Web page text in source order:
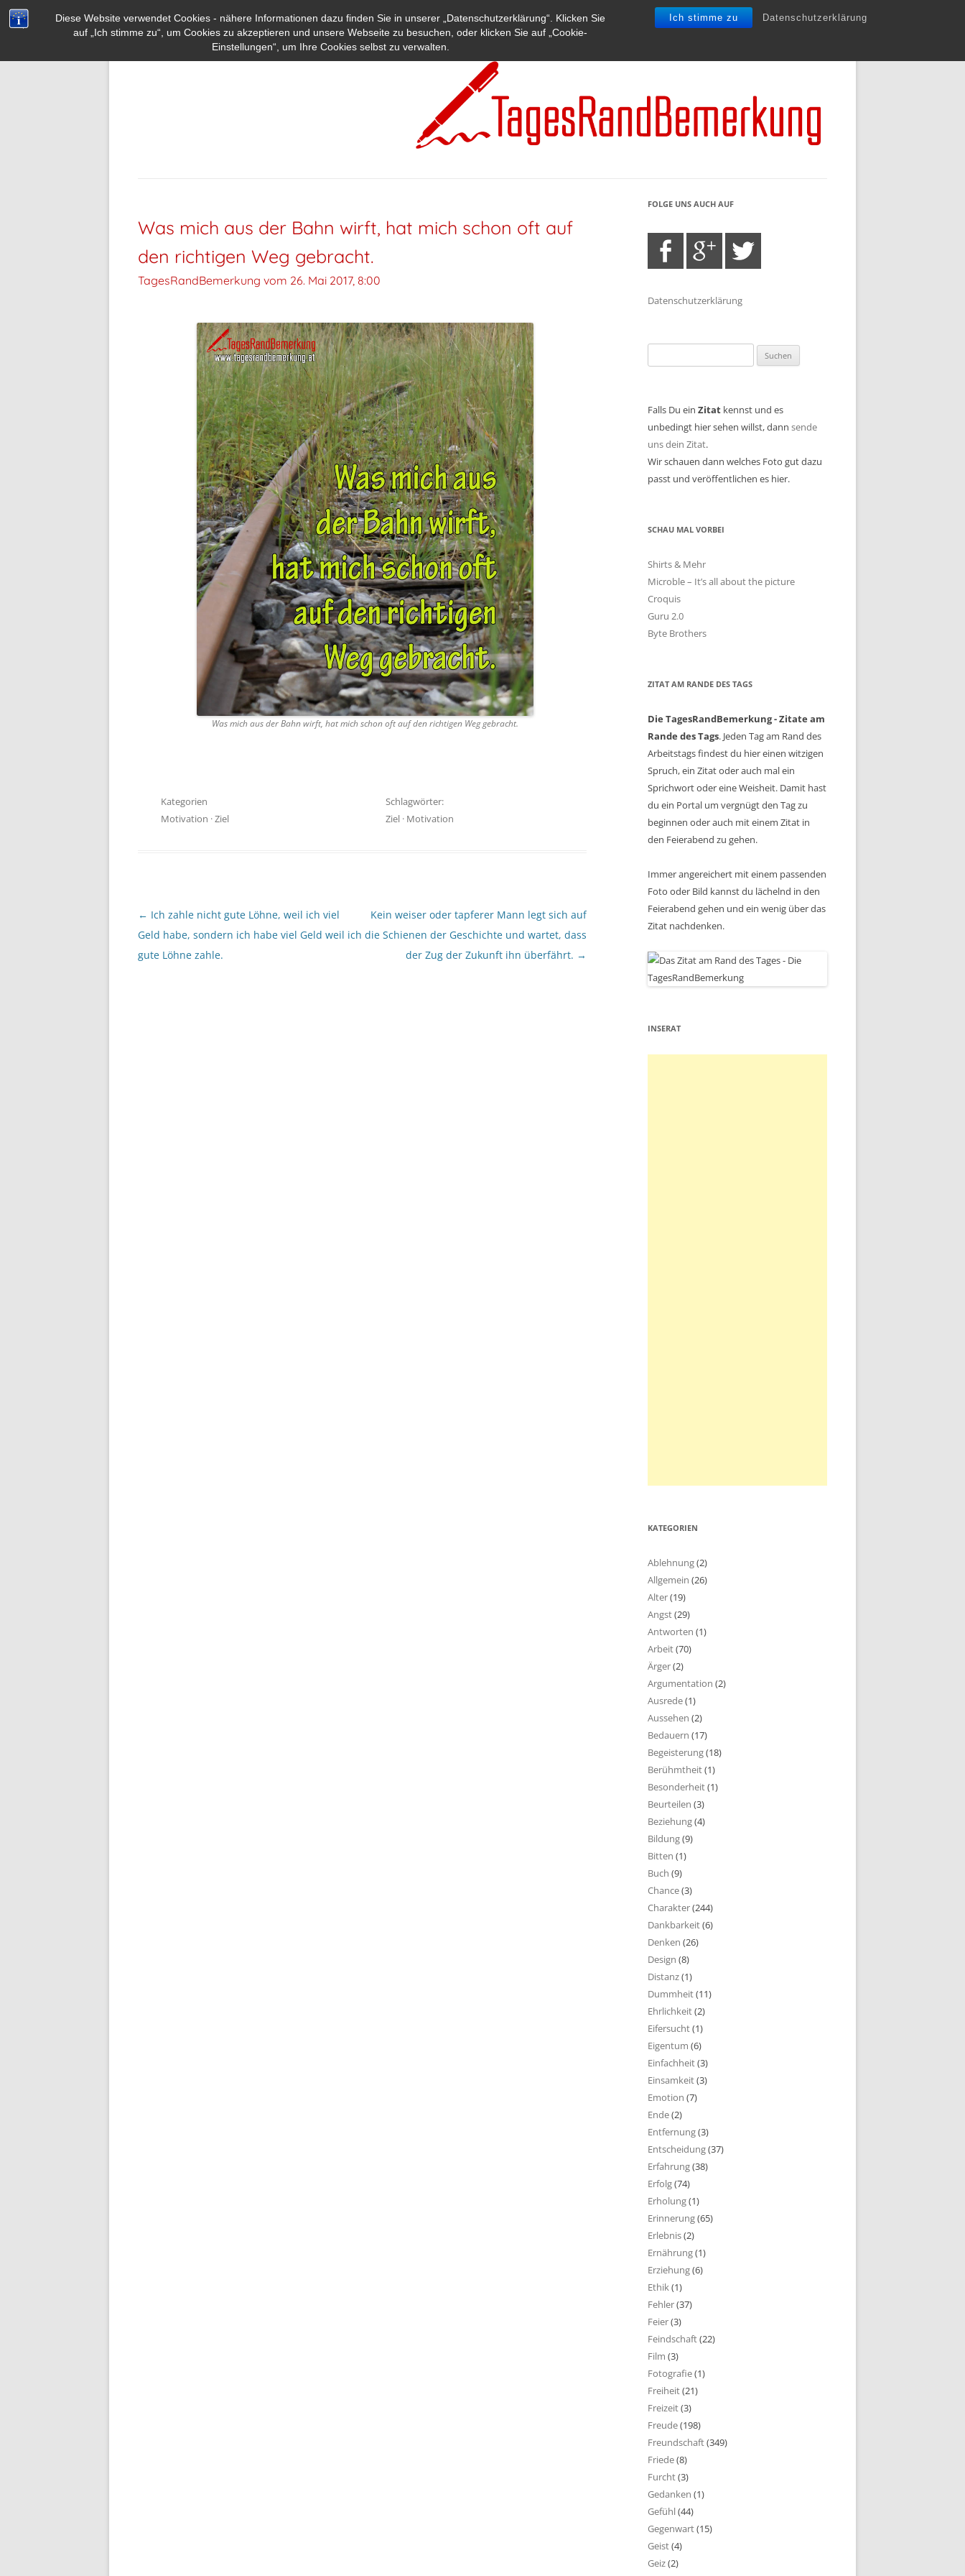
Diese Website verwendet Cookies - nähere Informationen dazu finden Sie in unserer „Datenschutzerklärung“. Klicken Sie
auf „Ich stimme zu“, um Cookies zu akzeptieren und unsere Webseite zu besuchen, oder klicken Sie auf „Cookie-
Einstellungen“, um Ihre Cookies selbst zu verwalten.
Ich stimme zu Datenschutzerklärung
Was mich aus der Bahn wirft, hat mich schon oft auf
den richtigen Weg gebracht.
TagesRandBemerkung vom 26. Mai 2017, 8:00
Was mich aus der Bahn wirft, hat mich schon oft auf den richtigen Weg gebracht.
Kategorien
Motivation ·Ziel
Schlagwörter:
Ziel· Motivation
Beitragsnavigation
← Ich zahle nicht gute Löhne, weil ich viel
Geld habe, sondern ich habe viel Geld weil ich
gute Löhne zahle.
Kein weiser oder tapferer Mann legt sich auf
die Schienen der Geschichte und wartet, dass
der Zug der Zukunft ihn überfährt. →
FOLGE UNS AUCH AUF
Datenschutzerklärung
nach:
Falls Du ein Zitat kennst und es
unbedingt hier sehen willst, dann sende
uns dein Zitat.
Wir schauen dann welches Foto gut dazu
passt und veröffentlichen es hier.
SCHAU MAL VORBEI
Shirts & Mehr
Microble – It’s all about the picture
Croquis
Guru 2.0
Byte Brothers
ZITAT AM RANDE DES TAGS
Die TagesRandBemerkung - Zitate am
Rande des Tags. Jeden Tag am Rand des
Arbeitstags findest du hier einen witzigen
Spruch, ein Zitat oder auch mal ein
Sprichwort oder eine Weisheit. Damit hast
du ein Portal um vergnügt den Tag zu
beginnen oder auch mit einem Zitat in
den Feierabend zu gehen.
Immer angereichert mit einem passenden
Foto oder Bild kannst du lächelnd in den
Feierabend gehen und ein wenig über das
Zitat nachdenken.
INSERAT
KATEGORIEN
Ablehnung(2)
Allgemein (26)
Alter(19)
Angst(29)
Antworten (1)
Arbeit(70)
Ärger(2)
Argumentation (2)
Ausrede(1)
Aussehen (2)
Bedauern (17)
Begeisterung(18)
Berühmtheit(1)
Besonderheit(1)
Beurteilen (3)
Beziehung(4)
Bildung(9)
Bitten (1)
Buch (9)
Chance(3)
Charakter(244)
Dankbarkeit(6)
Denken (26)
Design (8)
Distanz(1)
Dummheit(11)
Ehrlichkeit(2)
Eifersucht(1)
Eigentum (6)
Einfachheit(3)
Einsamkeit(3)
Emotion (7)
Ende(2)
Entfernung(3)
Entscheidung(37)
Erfahrung(38)
Erfolg(74)
Erholung(1)
Erinnerung(65)
Erlebnis(2)
Ernährung(1)
Erziehung(6)
Ethik(1)
Fehler(37)
Feier(3)
Feindschaft(22)
Film (3)
Fotografie(1)
Freiheit(21)
Freizeit(3)
Freude(198)
Freundschaft(349)
Friede(8)
Furcht(3)
Gedanken (1)
Gefühl(44)
Gegenwart(15)
Geist(4)
Geiz(2)